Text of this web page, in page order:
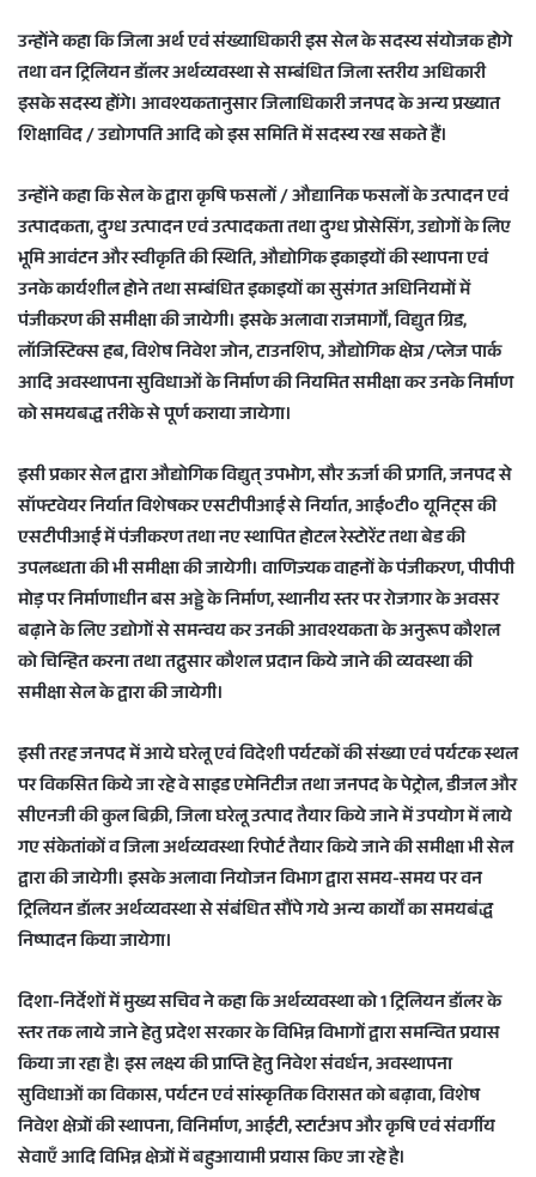
उन्होंने कहा कि जिला अर्थ एवं संख्याधिकारी इस सेल के सदस्य संयोजक होगे
तथा वन ट्रिलियन डॉलर अर्थव्यवस्था से सम्बंधित जिला स्तरीय अधिकारी
इसके सदस्य होंगे। आवश्यकतानुसार जिलाधिकारी जनपद के अन्य प्रख्यात
शिक्षाविद / उद्योगपति आदि को इस समिति में सदस्य रख सकते हैं।
उन्होंने कहा कि सेल के द्वारा कृषि फसलों / औ‌द्यानिक फसलों के उत्पादन एवं
उत्पादकता, दुग्ध उत्पादन एवं उत्पादकता तथा दुग्ध प्रोसेसिंग, उ‌द्योगों के लिए
भूमि आवंटन और स्वीकृति की स्थिति, औ‌द्योगिक इकाइ‌यों की स्थापना एवं
उनके कार्यशील होने तथा सम्बंधित इकाइयों का सुसंगत अधिनियमों में
पंजीकरण की समीक्षा की जायेगी। इसके अलावा राजमार्गों, विद्युत ग्रिड,
लॉजिस्टिक्स हब, विशेष निवेश जोन, टाउनशिप, औ‌द्योगिक क्षेत्र /प्लेज पार्क
आदि अवस्थापना सुविधाओं के निर्माण की नियमित समीक्षा कर उनके निर्माण
को समयबद्ध तरीके से पूर्ण कराया जायेगा।
इसी प्रकार सेल द्वारा औ‌द्योगिक विद्युत् उपभोग, सौर ऊर्जा की प्रगति, जनपद से
सॉफ्टवेयर निर्यात विशेषकर एसटीपीआई से निर्यात, आई०टी० यूनिट्स की
एसटीपीआई में पंजीकरण तथा नए स्थापित होटल रेस्टोरेंट तथा बेड की
उपलब्धता की भी समीक्षा की जायेगी। वाणिज्यक वाहनों के पंजीकरण, पीपीपी
मोड़ पर निर्माणाधीन बस अड्डे के निर्माण, स्थानीय स्तर पर रोजगार के अवसर
बढ़ाने के लिए उद्योगों से समन्वय कर उनकी आवश्यकता के अनुरूप कौशल
को चिन्हित करना तथा तद्नुसार कौशल प्रदान किये जाने की व्यवस्था की
समीक्षा सेल के द्वारा की जायेगी।
इसी तरह जनपद में आये घरेलू एवं विदेशी पर्यटकों की संख्या एवं पर्यटक स्थल
पर विकसित किये जा रहे वे साइड एमेनिटीज तथा जनपद के पेट्रोल, डीजल और
सीएनजी की कुल बिक्री, जिला घरेलू उत्पाद तैयार किये जाने में उपयोग में लाये
गए संकेतांकों व जिला अर्थव्यवस्था रिपोर्ट तैयार किये जाने की समीक्षा भी सेल
द्वारा की जायेगी। इसके अलावा नियोजन विभाग द्वारा समय-समय पर वन
ट्रिलियन डॉलर अर्थव्यवस्था से संबंधित सौंपे गये अन्य कार्यों का समयबंद्ध
निष्पादन किया जायेगा।
दिशा-निर्देशों में मुख्य सचिव ने कहा कि अर्थव्यवस्था को 1 ट्रिलियन डॉलर के
स्तर तक लाये जाने हेतु प्रदेश सरकार के विभिन्न विभागों द्वारा समन्वित प्रयास
किया जा रहा है। इस लक्ष्य की प्राप्ति हेतु निवेश संवर्धन, अवस्थापना
सुविधाओं का विकास, पर्यटन एवं सांस्कृतिक विरासत को बढ़ावा, विशेष
निवेश क्षेत्रों की स्थापना, विनिर्माण, आईटी, स्टार्टअप और कृषि एवं संवर्गीय
सेवाएँ आदि विभिन्न क्षेत्रों में बहुआयामी प्रयास किए जा रहे है।